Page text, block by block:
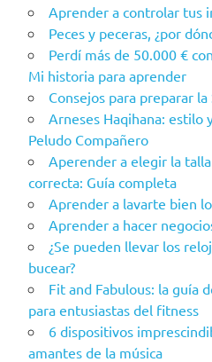
Aprender a controlar tus
Peces y peceras, ¿por
Perdí más de 50.000 €
Mi historia para aprender
Consejos para preparar
Arneses Haqihana: estilo
Peludo Compañero
Aperender a elegir la
correcta: Guía completa
Aprender a lavarte bien
Aprender a hacer
¿Se pueden llevar los
bucear?
Fit and Fabulous: la guía
para entusiastas del fitness
6 dispositivos
amantes de la música